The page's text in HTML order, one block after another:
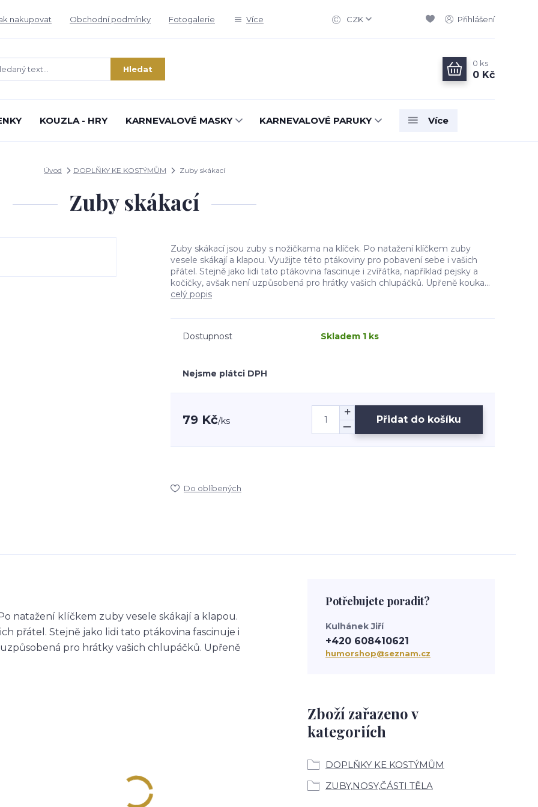
nakupovat Obchodní podmínky Fotogalerie Více CZK Přihlášení
Hledat
0 ks
0 Kč
KOUZLA - HRY KARNEVALOVÉ MASKY KARNEVALOVÉ PARUKY Více
Úvod DOPLŇKY KE KOSTÝMŮM Zuby skákací
Zuby skákací
Zuby skákací jsou zuby s nožičkama na klíček. Po natažení klíčkem zuby
vesele skákají a klapou. Využijte této ptákoviny pro pobavení sebe i vašich
přátel. Stejně jako lidi tato ptákovina fascinuje i zvířátka, například pejsky a
kočičky, avšak není uzpůsobená pro hrátky vašich chlupáčků. Upřeně kouka...
celý popis
Dostupnost Skladem 1 ks
Nejsme plátci DPH
79 Kč/ks Přidat do košíku
Do oblíbených
natažení klíčkem zuby vesele skákají a klapou.
přátel. Stejně jako lidi tato ptákovina fascinuje i
pro hrátky vašich chlupáčků. Upřeně
Zboží zařazeno v
kategoriích
DOPLŇKY KE KOSTÝMŮM
ZUBY,NOSY,ČÁSTI TĚLA
Potřebujete poradit?
Kulhánek Jiří
+420 608410621
humorshop@seznam.cz